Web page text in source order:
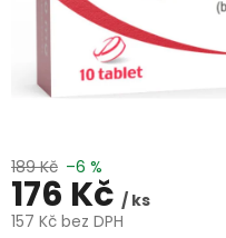
189 Kč –6 %
176 Kč / ks
157 Kč bez DPH